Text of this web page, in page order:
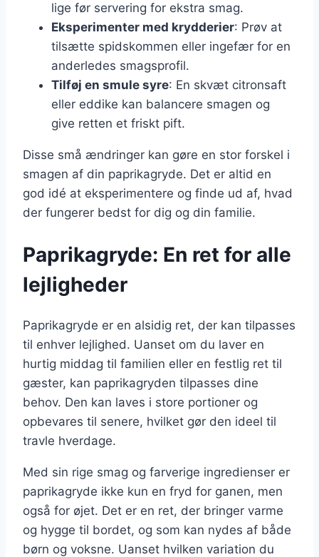
lige før servering for ekstra smag.
Eksperimenter med krydderier: Prøv at
tilsætte spidskommen eller ingefær for en
anderledes smagsprofil.
Tilføj en smule syre: En skvæt citronsaft
eller eddike kan balancere smagen og
give retten et friskt pift.
Disse små ændringer kan gøre en stor forskel i
smagen af din paprikagryde. Det er altid en
god idé at eksperimentere og finde ud af, hvad
der fungerer bedst for dig og din familie.
Paprikagryde: En ret for alle
lejligheder
Paprikagryde er en alsidig ret, der kan tilpasses
til enhver lejlighed. Uanset om du laver en
hurtig middag til familien eller en festlig ret til
gæster, kan paprikagryden tilpasses dine
behov. Den kan laves i store portioner og
opbevares til senere, hvilket gør den ideel til
travle hverdage.
Med sin rige smag og farverige ingredienser er
paprikagryde ikke kun en fryd for ganen, men
også for øjet. Det er en ret, der bringer varme
og hygge til bordet, og som kan nydes af både
børn og voksne. Uanset hvilken variation du